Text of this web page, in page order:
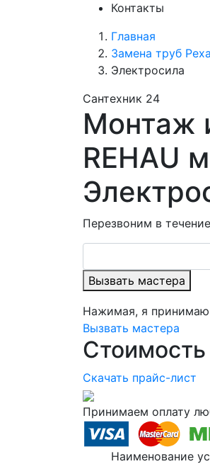
Контакты
Главная
Замена труб
Электросила
Сантехник 24
Монтаж
REHAU
Перезвоним в
Вызвать мастера
Нажимая, я принимаю
Вызвать мастера
Стоимость
Скачать прайс-лист
Принимаем оплату
Наименование